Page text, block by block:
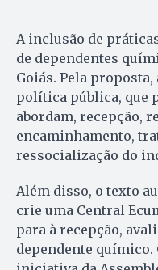
A inclusão de
de dependentes
Goiás. Pela
política pública, que
abordam, recepção,
encaminhamento,
ressocialização do
Além disso, o texto
crie uma Central
para à recepção,
dependente químico.